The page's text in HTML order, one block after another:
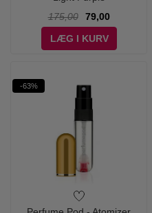
175,00
79,00
LÆG I KURV
-63%